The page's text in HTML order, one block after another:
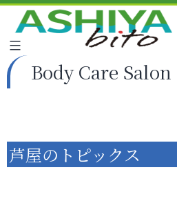
Body Care
芦屋のトピックス